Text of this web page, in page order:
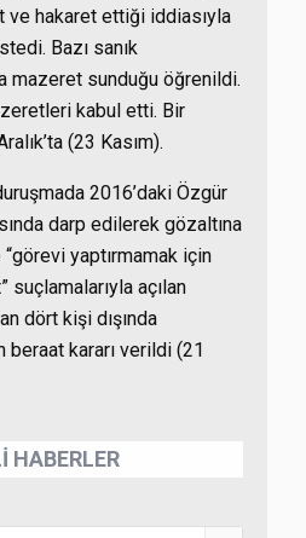
hakaret ettiği iddiasıyla
Bazı sanık
mazeret sunduğu öğrenildi.
kabul etti. Bir
(23 Kasım).
2016’daki Özgür
darp edilerek gözaltına
yaptırmamak için
suçlamalarıyla açılan
dört kişi dışında
beraat kararı verildi (21
HABERLER